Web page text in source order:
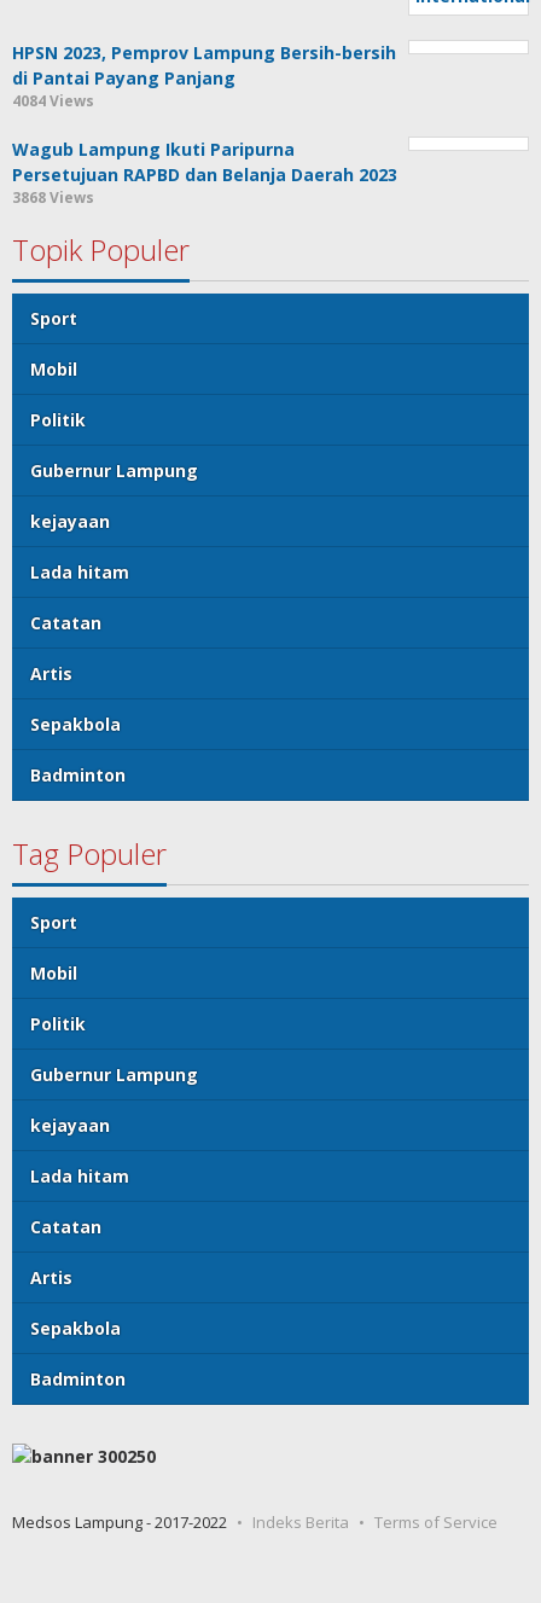
HPSN 2023, Pemprov Lampung Bersih-bersih
di Pantai Payang Panjang
4084 Views
Wagub Lampung Ikuti Paripurna
Persetujuan RAPBD dan Belanja Daerah 2023
3868 Views
Topik Populer
Sport
Mobil
Politik
Gubernur Lampung
kejayaan
Lada hitam
Catatan
Artis
Sepakbola
Badminton
Tag Populer
Sport
Mobil
Politik
Gubernur Lampung
kejayaan
Lada hitam
Catatan
Artis
Sepakbola
Badminton
Medsos Lampung - 2017-2022 Indeks Berita Terms of Service